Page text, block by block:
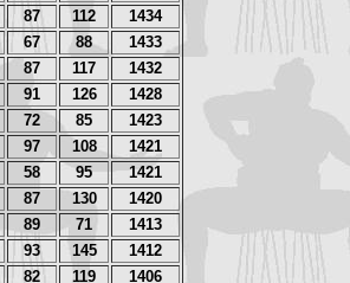
87 112
1434
67 88
1433
87 117
1432
91 126
1428
72 85
1423
97 108
1421
58 95
1421
87 130
1420
89 71
1413
93 145
1412
82 119
1406